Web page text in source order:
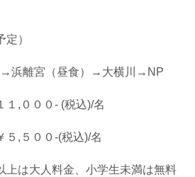
）
浜離宮（昼食）→大横川→NP
,０００- (税込)/名
０-(税込)/名
人料金、小学生未満は無料